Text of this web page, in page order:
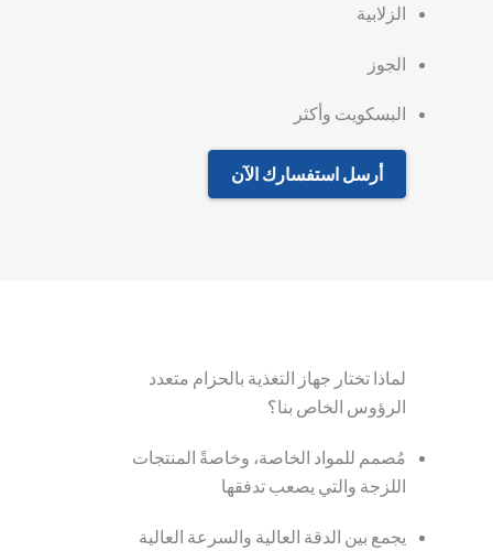
الزلابية
الجوز
البسكويت وأكثر
أرسل استفسارك الآن
لماذا تختار جهاز التغذية بالحزام متعدد
الرؤوس الخاص بنا؟
مُصمم للمواد الخاصة، وخاصةً المنتجات
اللزجة والتي يصعب تدفقها
يجمع بين الدقة العالية والسرعة العالية